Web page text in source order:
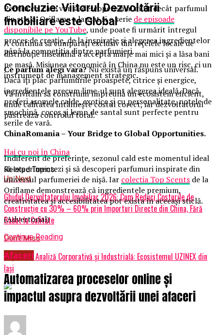
Concluzie: Viitorul Dezvoltării
Imobiliare este Global
A continua să cumpărați exclusiv din rețelele locale de
distribuție înseamnă a accepta marje mai mici și a lăsa bani
pe masă. Misiunea economică în China nu este un risc, ci un
instrument de management strategic.
Vă invităm să construim împreună un ecosistem eficient,
unde calitatea întâlnește costul corect, iar dezvoltatorul
păstrează controlul total.
ChinaRomania – Your Bridge to Global Opportunities.
Hai cu noi în China
Related Topics:
Up Next
Ghidul Dezvoltatorului Imobiliar 2026: Cum Reduci Costurile de
Construcție cu 30% – 60% prin Importuri Directe din China, Fără
Rabat la Calitate
Don't Miss
Raport de Analiză Corporativă și Industrială: Ecosistemul UZINEX din
Iași
Pentru cei care vor să descopere mai mult decât parfumul
din sticlă, Oriflame a lansat și o serie de episoade
disponibile pe YouTube, unde poate fi urmărit întregul
proces de creație, de la inspirație și alegerea ingredientelor
până la competiția dintre parfumieri.
Ce parfum alegi vara?Nu există un răspuns universal.
Dacă îți plac parfumurile proaspete, citrice și energice,
ingredientele precum lime-ul sunt alegerea ideală. Dacă
preferi aromele calde, exotice și cu personalitate, notele de
smochină, cocos și lemn de santal sunt perfecte pentru
serile de vară.
Indiferent de preferințe, sezonul cald este momentul ideal
să experimentezi și să descoperi parfumuri inspirate din
universul parfumeriei de nișă. Iar colecția Top Scents de la
Oriflame demonstrează că ingredientele premium,
creativitatea și accesibilitatea pot exista în aceeași sticlă.
(Advertorial)
Continue Reading
Afaceri
Automatizarea proceselor online și
impactul asupra dezvoltării unei afaceri